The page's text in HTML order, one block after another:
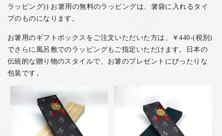
ラッピング)) お箸用の無料のラッピングは、箸袋に入れるタイ
プのものになります。
お箸用のギフトボックスをご注文いただいた方は、￥440-(税別)
でさらに風呂敷でのラッピングもご指定いただけます。日本の
伝統的な贈り物のスタイルで、お箸のプレゼントにぴったりな
包装です。